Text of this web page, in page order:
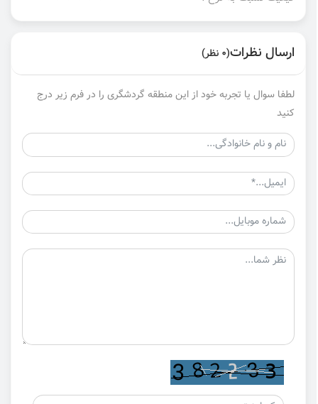
ارسال نظرات(0 نظر)
لطفا سوال یا تجربه خود از این منطقه گردشگری را در فرم زیر درج
کنید